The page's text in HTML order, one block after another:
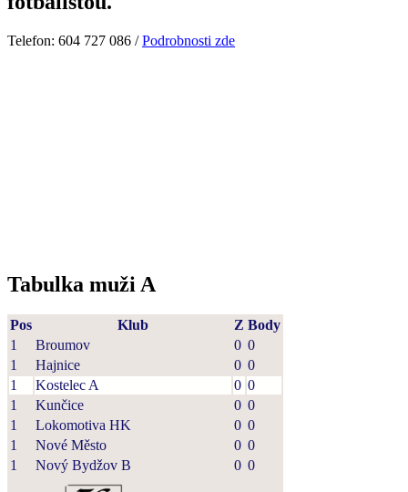
Telefon: 604 727 086 /Podrobnosti zde
Tabulka muži A
Pos Klub Z Body
1
Broumov 0 0
1
Hajnice 0 0
1
Kostelec A 0 0
1
Kunčice 0 0
1
Lokomotiva HK 0 0
1
Nové Město 0 0
1
Nový Bydžov B 0 0